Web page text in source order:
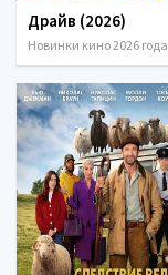
Драйв (2026)
Новинки кино 2026 года